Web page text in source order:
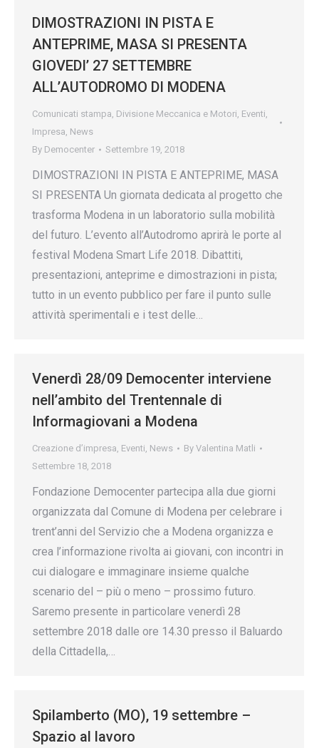
DIMOSTRAZIONI IN PISTA E
ANTEPRIME, MASA SI PRESENTA
GIOVEDI’ 27 SETTEMBRE
ALL’AUTODROMO DI MODENA
Comunicati stampa, Divisione Meccanica e Motori, Eventi,
Impresa, News
By Democenter Settembre 19, 2018
DIMOSTRAZIONI IN PISTA E ANTEPRIME, MASA
SI PRESENTA Un giornata dedicata al progetto che
trasforma Modena in un laboratorio sulla mobilità
del futuro. L’evento all’Autodromo aprirà le porte al
festival Modena Smart Life 2018. Dibattiti,
presentazioni, anteprime e dimostrazioni in pista;
tutto in un evento pubblico per fare il punto sulle
attività sperimentali e i test delle…
Venerdì 28/09 Democenter interviene
nell’ambito del Trentennale di
Informagiovani a Modena
Creazione d’impresa, Eventi, News By Valentina Matli
Settembre 18, 2018
Fondazione Democenter partecipa alla due giorni
organizzata dal Comune di Modena per celebrare i
trent’anni del Servizio che a Modena organizza e
crea l’informazione rivolta ai giovani, con incontri in
cui dialogare e immaginare insieme qualche
scenario del – più o meno – prossimo futuro.
Saremo presente in particolare venerdì 28
settembre 2018 dalle ore 14.30 presso il Baluardo
della Cittadella,…
Spilamberto (MO), 19 settembre –
Spazio al lavoro